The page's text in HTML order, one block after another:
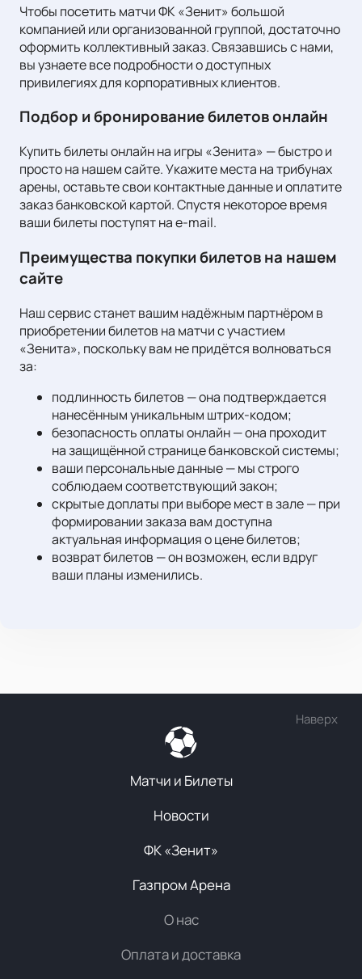
Чтобы посетить матчи ФК «Зенит» большой
компанией или организованной группой, достаточно
оформить коллективный заказ. Связавшись с нами,
вы узнаете все подробности о доступных
привилегиях для корпоративных клиентов.
Подбор и бронирование билетов онлайн
Купить билеты онлайн на игры «Зенита» — быстро и
просто на нашем сайте. Укажите места на трибунах
арены, оставьте свои контактные данные и оплатите
заказ банковской картой. Спустя некоторое время
ваши билеты поступят на e-mail.
Преимущества покупки билетов на нашем
сайте
Наш сервис станет вашим надёжным партнёром в
приобретении билетов на матчи с участием
«Зенита», поскольку вам не придётся волноваться
за:
подлинность билетов — она подтверждается
нанесённым уникальным штрих-кодом;
безопасность оплаты онлайн — она проходит
на защищённой странице банковской системы;
ваши персональные данные — мы строго
соблюдаем соответствующий закон;
скрытые доплаты при выборе мест в зале — при
формировании заказа вам доступна
актуальная информация о цене билетов;
возврат билетов — он возможен, если вдруг
ваши планы изменились.
Наверх
Матчи и Билеты
Новости
ФК «Зенит»
Газпром Арена
О нас
Оплата и доставка